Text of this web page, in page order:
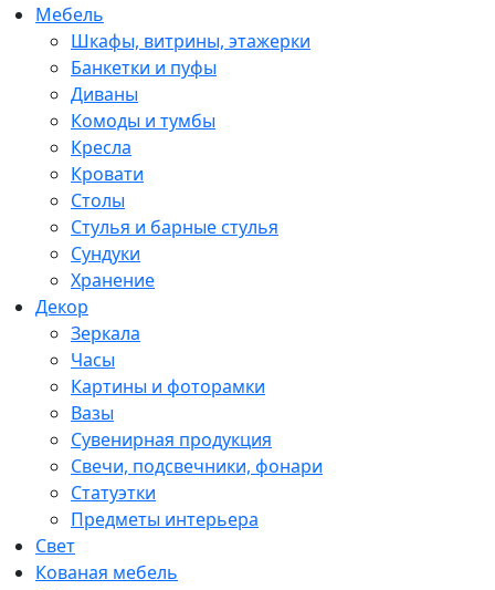
Мебель
Шкафы, витрины, этажерки
Банкетки и пуфы
Диваны
Комоды и тумбы
Кресла
Кровати
Столы
Стулья и барные стулья
Сундуки
Хранение
Декор
Зеркала
Часы
Картины и фоторамки
Вазы
Сувенирная продукция
Свечи, подсвечники, фонари
Статуэтки
Предметы интерьера
Свет
Кованая мебель